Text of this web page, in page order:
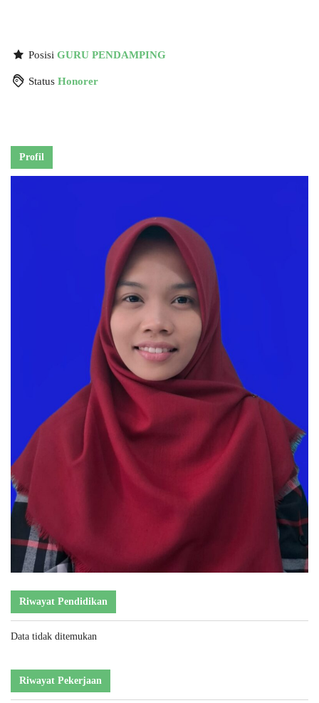
Posisi GURU PENDAMPING
Status Honorer
Profil
Riwayat Pendidikan
Data tidak ditemukan
Riwayat Pekerjaan